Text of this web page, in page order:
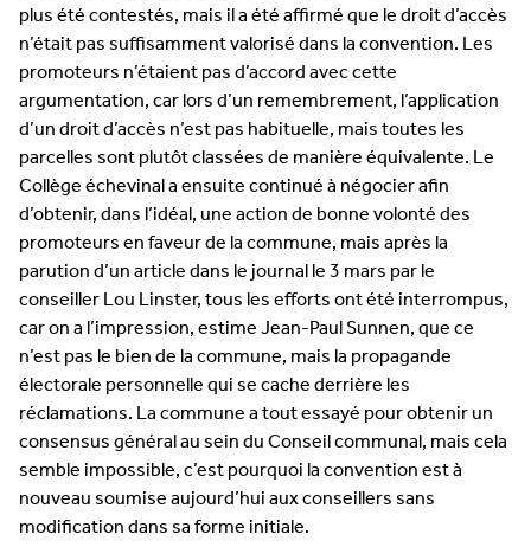
plus été contestés, mais il a été affirmé que le droit d’accès
n’était pas suffisamment valorisé dans la convention. Les
promoteurs n’étaient pas d’accord avec cette
argumentation, car lors d’un remembrement, l’application
d’un droit d’accès n’est pas habituelle, mais toutes les
parcelles sont plutôt classées de manière équivalente. Le
Collège échevinal a ensuite continué à négocier afin
d’obtenir, dans l’idéal, une action de bonne volonté des
promoteurs en faveur de la commune, mais après la
parution d’un article dans le journal le 3 mars par le
conseiller Lou Linster, tous les efforts ont été interrompus,
car on a l’impression, estime Jean-Paul Sunnen, que ce
n’est pas le bien de la commune, mais la propagande
électorale personnelle qui se cache derrière les
réclamations. La commune a tout essayé pour obtenir un
consensus général au sein du Conseil communal, mais cela
semble impossible, c’est pourquoi la convention est à
nouveau soumise aujourd’hui aux conseillers sans
modification dans sa forme initiale.